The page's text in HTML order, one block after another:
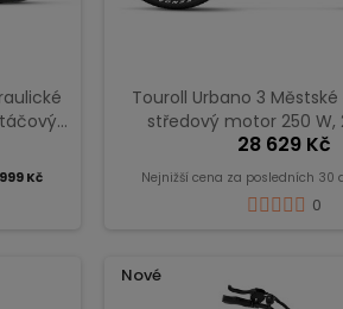
Kč
Touroll Urbano 3
středový motor 250 W,
baterie 36 V 13 Ah,
28 629 Kč
Nejnižší cena za posledních 30
0
Nové